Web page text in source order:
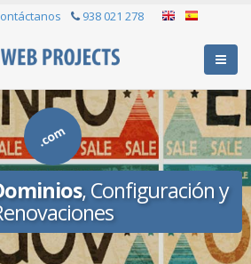
938 021 278
, Configuración y